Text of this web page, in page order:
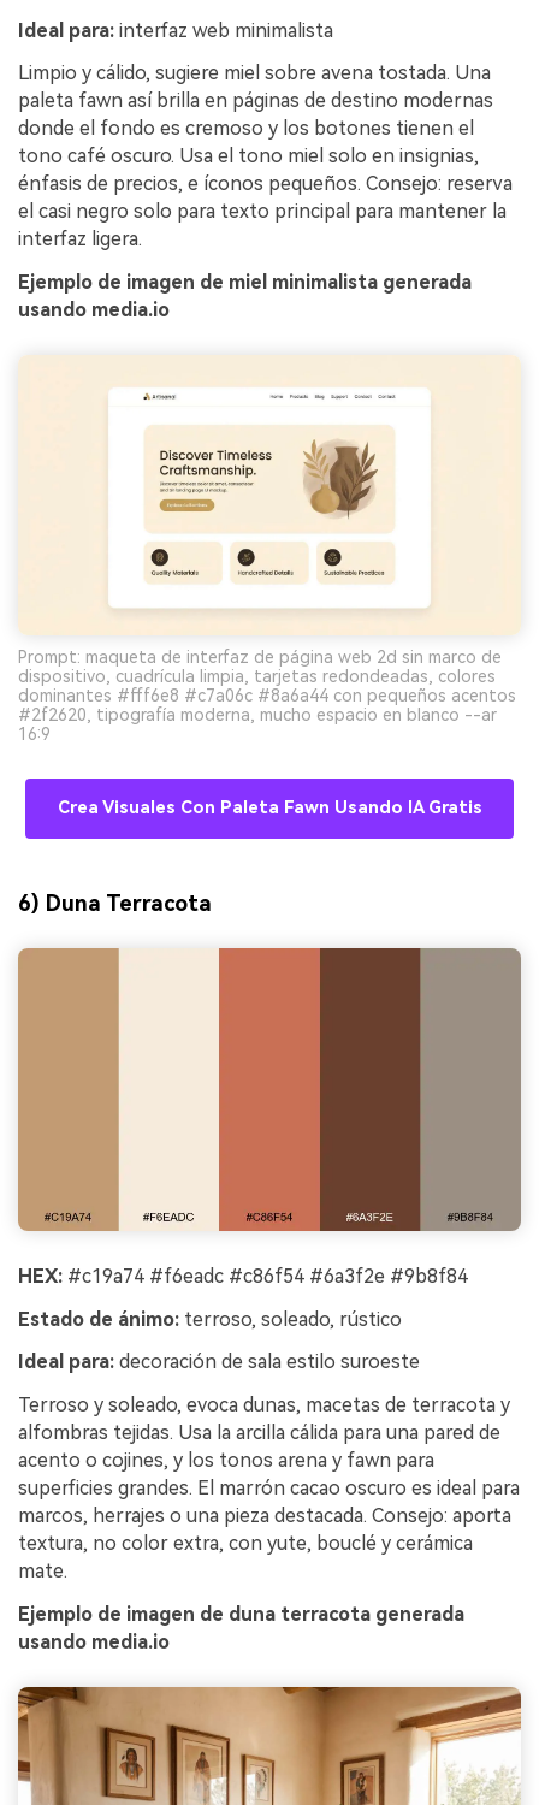
Ideal para: interfaz web minimalista
Limpio y cálido, sugiere miel sobre avena tostada. Una
paleta fawn así brilla en páginas de destino modernas
donde el fondo es cremoso y los botones tienen el
tono café oscuro. Usa el tono miel solo en insignias,
énfasis de precios, e íconos pequeños. Consejo: reserva
el casi negro solo para texto principal para mantener la
interfaz ligera.
Ejemplo de imagen de miel minimalista generada
usando media.io
Prompt: maqueta de interfaz de página web 2d sin marco de
dispositivo, cuadrícula limpia, tarjetas redondeadas, colores
dominantes #fff6e8 #c7a06c #8a6a44 con pequeños acentos
#2f2620, tipografía moderna, mucho espacio en blanco --ar
16:9
Crea Visuales Con Paleta Fawn Usando IA Gratis
6) Duna Terracota
HEX: #c19a74 #f6eadc #c86f54 #6a3f2e #9b8f84
Estado de ánimo: terroso, soleado, rústico
Ideal para: decoración de sala estilo suroeste
Terroso y soleado, evoca dunas, macetas de terracota y
alfombras tejidas. Usa la arcilla cálida para una pared de
acento o cojines, y los tonos arena y fawn para
superficies grandes. El marrón cacao oscuro es ideal para
marcos, herrajes o una pieza destacada. Consejo: aporta
textura, no color extra, con yute, bouclé y cerámica
mate.
Ejemplo de imagen de duna terracota generada
usando media.io